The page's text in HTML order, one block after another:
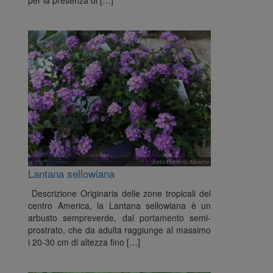
Lantana sellowiana
Descrizione Originaria delle zone tropicali del
centro America, la Lantana sellowiana è un
arbusto sempreverde, dal portamento semi-
prostrato, che da adulta raggiunge al massimo
i 20-30 cm di altezza fino […]